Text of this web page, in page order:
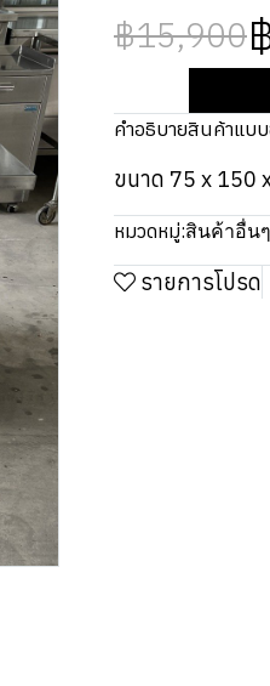
฿15,900
คำอธิบายสินค้าแบ
ขนาด 75 x 150
หมวดหมู่:สินค้าอื่นๆ
รายการโปรด